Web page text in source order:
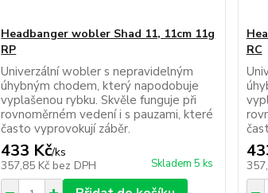
Headbanger wobler Shad 11, 11cm 11g
RP
Univerzální wobler s nepravidelným
úhybným chodem, který napodobuje
vyplašenou rybku. Skvěle funguje při
rovnoměrném vedení i s pauzami, které
často vyprovokují záběr.
433 Kč/ks
357,85 Kč bez DPH Skladem 5 ks
RC